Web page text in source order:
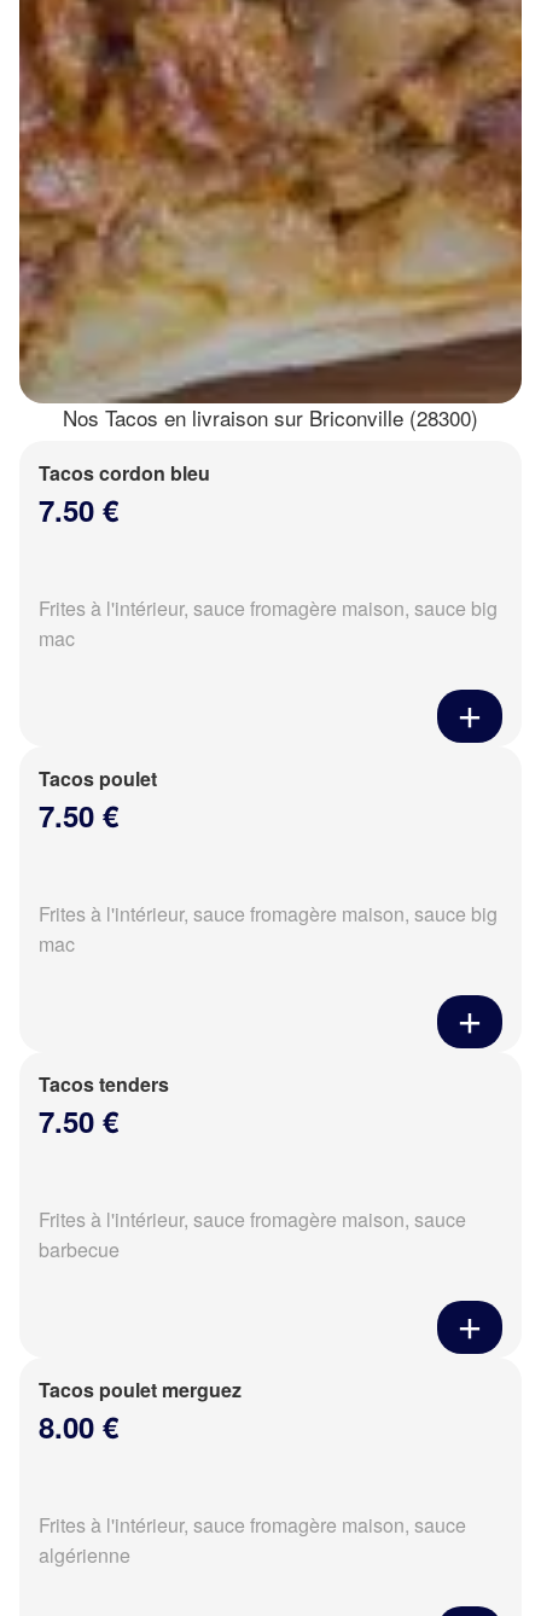
Nos Tacos en livraison sur Briconville (28300)
Tacos cordon bleu
7.50 €
Frites à l'intérieur, sauce fromagère maison, sauce big
mac
Tacos poulet
7.50 €
Frites à l'intérieur, sauce fromagère maison, sauce big
mac
Tacos tenders
7.50 €
Frites à l'intérieur, sauce fromagère maison, sauce
barbecue
Tacos poulet merguez
8.00 €
Frites à l'intérieur, sauce fromagère maison, sauce
algérienne